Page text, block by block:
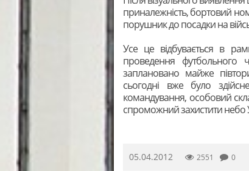
приналежність, бортовий
порушник до посадки на
Усе це відбувається в
проведення футбольного
заплановано майже
сьогодні вже було
командування, особовий
спроможний захистити небо
05.04.2012 2551 0